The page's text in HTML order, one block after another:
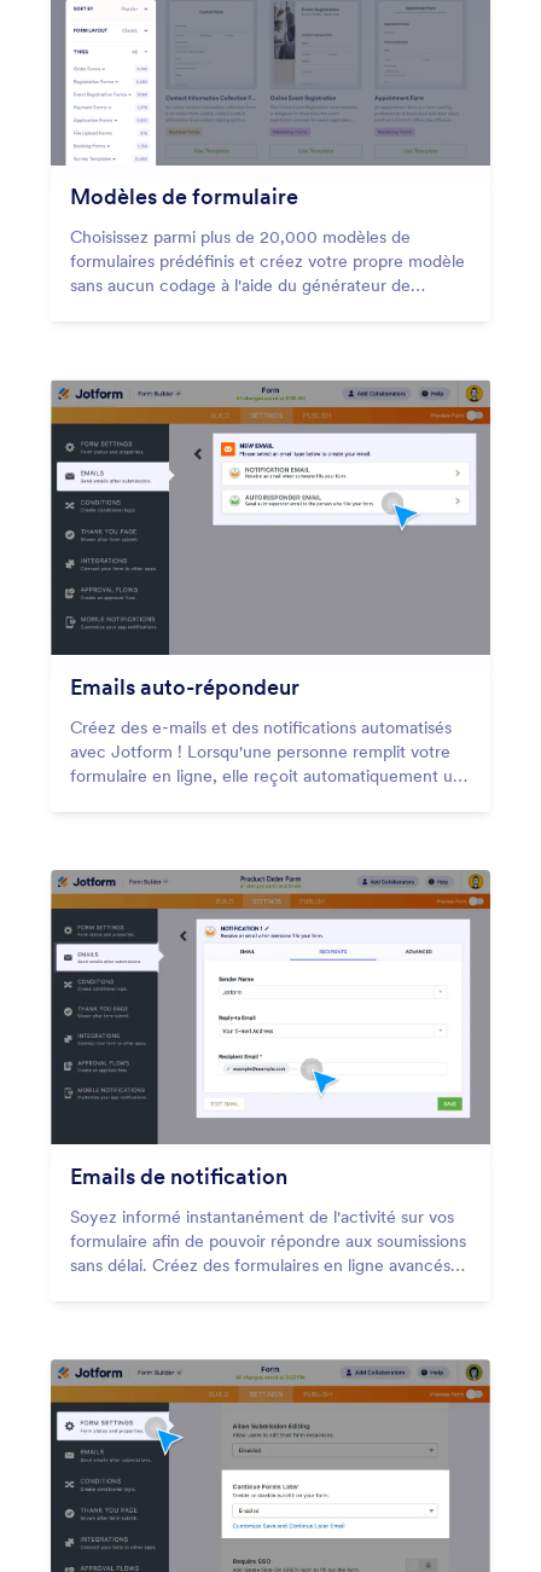
Modèles de formulaire
Choisissez parmi plus de 20,000 modèles de
formulaires prédéfinis et créez votre propre modèle
sans aucun codage à l'aide du générateur de
Emails auto-répondeur
Créez des e-mails et des notifications automatisés
avec Jotform ! Lorsqu'une personne remplit votre
formulaire en ligne, elle reçoit automatiquement un
rédiger de code.
Emails de notification
Soyez informé instantanément de l'activité sur vos
formulaire afin de pouvoir répondre aux soumissions
sans délai. Créez des formulaires en ligne avancés